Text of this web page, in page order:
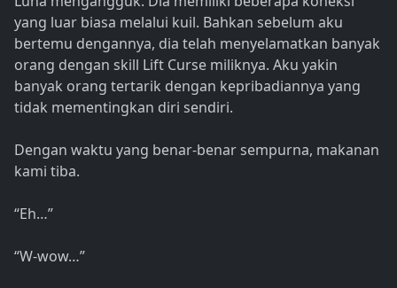
yang luar biasa melalui kuil. Bahkan sebelum aku
bertemu dengannya, dia telah menyelamatkan banyak
orang dengan skill Lift Curse miliknya. Aku yakin
banyak orang tertarik dengan kepribadiannya yang
tidak mementingkan diri sendiri.
Dengan waktu yang benar-benar sempurna, makanan
kami tiba.
“Eh…”
“W-wow…”